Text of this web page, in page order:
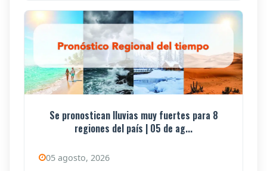
Se pronostican lluvias muy fuertes para 8
regiones del país | 05 de ag...
05 agosto, 2026